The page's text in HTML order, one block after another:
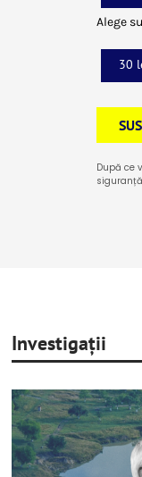
Alege
30
După ce
Investigații